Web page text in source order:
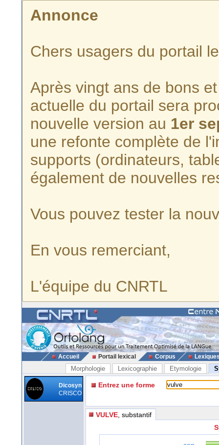
Annonce
Chers usagers du portail
Après vingt ans de bons
actuelle du portail sera
nouvelle version au 1er
une refonte complète de
supports (ordinateurs,
également de nouvelles
Vous pouvez tester la
En vous remerciant,
L'équipe du CNRTL
Accueil Portail lexical Corpus
Morphologie Lexicographie Etymologie
Dicosyn
CRISCO
Entrez une forme
VULVE , substantif